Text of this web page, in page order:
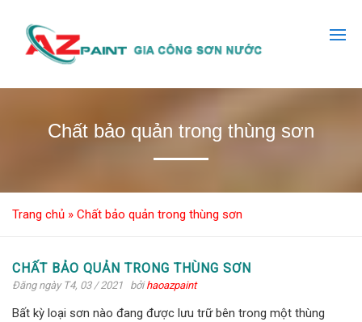
Chất bảo quản trong thùng sơn
Trang chủ » Chất bảo quản trong thùng sơn
CHẤT BẢO QUẢN TRONG THÙNG SƠN
Đăng ngày T4, 03 / 2021 bởihaoazpaint
Bất kỳ loại sơn nào đang được lưu trữ bên trong một thùng